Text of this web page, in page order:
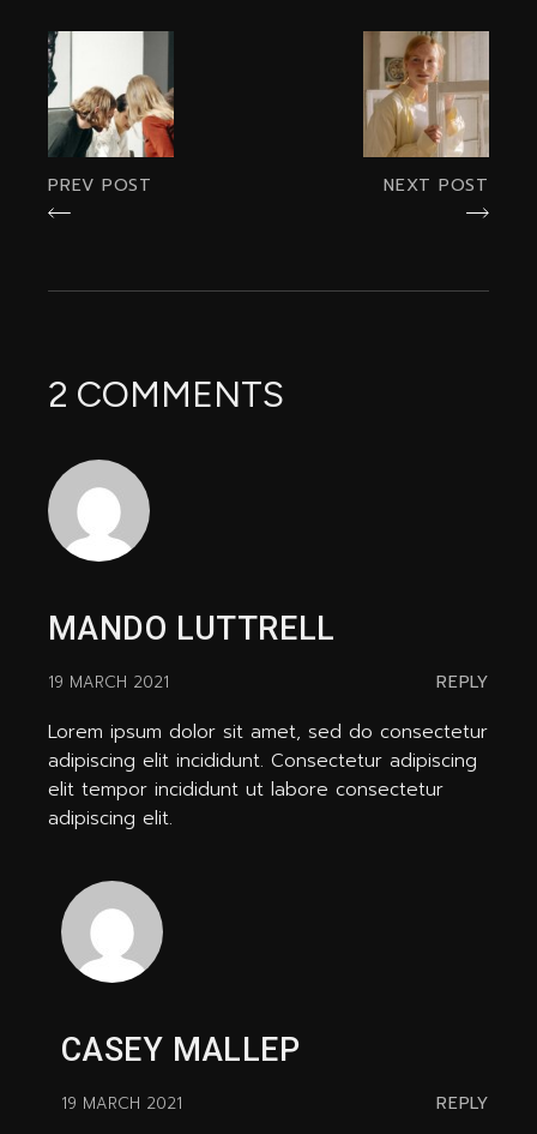
PREV POST NEXT POST
2 COMMENTS
MANDO LUTTRELL
19 MARCH 2021 REPLY
Lorem ipsum dolor sit amet, sed do consectetur
adipiscing elit incididunt. Consectetur adipiscing
elit tempor incididunt ut labore consectetur
adipiscing elit.
CASEY MALLEP
19 MARCH 2021 REPLY